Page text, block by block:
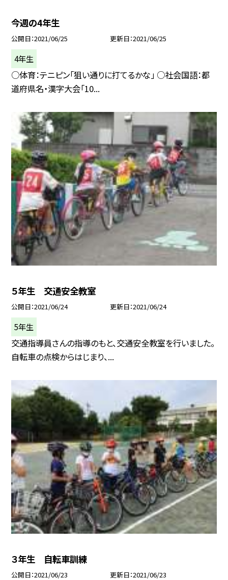
今週の4年生
公開日 2021/06/25 更新日 2021/06/25
4年生
○体育：テニピン「狙い通りに打てるかな」 ○社会国語：都
道府県名・漢字大会「10...
５年生 交通安全教室
公開日 2021/06/24 更新日 2021/06/24
5年生
交通指導員さんの指導のもと、交通安全教室を行いました。
自転車の点検からはじまり、...
３年生 自転車訓練
公開日 2021/06/23 更新日 2021/06/23